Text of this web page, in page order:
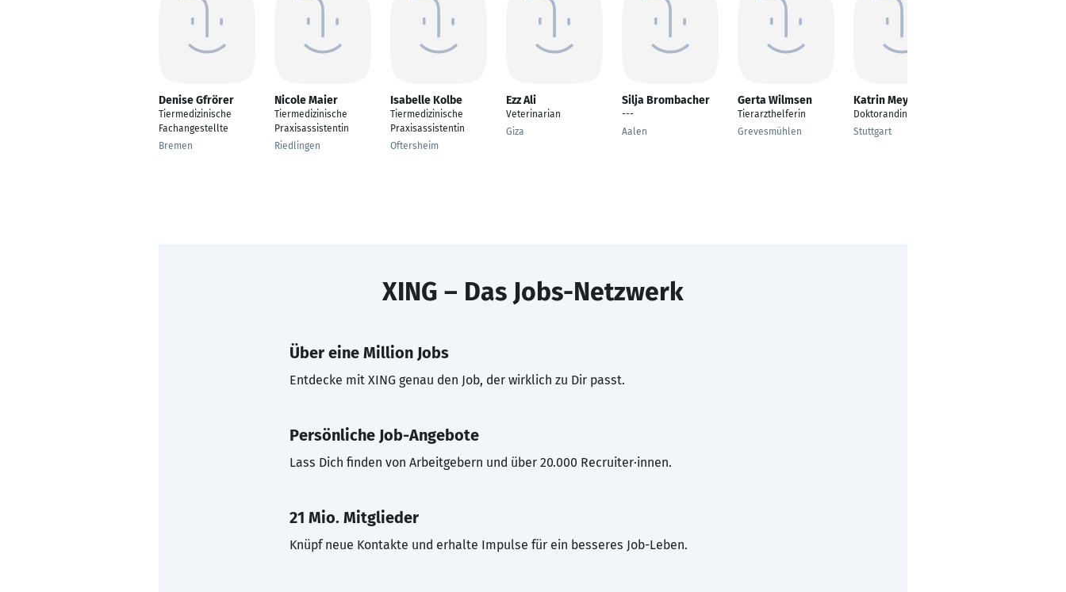
Denise Gfrörer
Tiermedizinische
Fachangestellte
Bremen
Nicole Maier
Tiermedizinische
Praxisassistentin
Riedlingen
Isabelle Kolbe
Tiermedizinische
Praxisassistentin
Oftersheim
Ezz Ali
Veterinarian
Giza
Silja Brombacher
---
Aalen
Gerta Wilmsen
Tierarzthelferin
Grevesmühlen
Katrin Meyer
Doktorandin
Stuttgart
XING – Das Jobs-Netzwerk
Über eine Million Jobs
Entdecke mit XING genau den Job, der wirklich zu Dir passt.
Persönliche Job-Angebote
Lass Dich finden von Arbeitgebern und über 20.000 Recruiter·innen.
21 Mio. Mitglieder
Knüpf neue Kontakte und erhalte Impulse für ein besseres Job-Leben.